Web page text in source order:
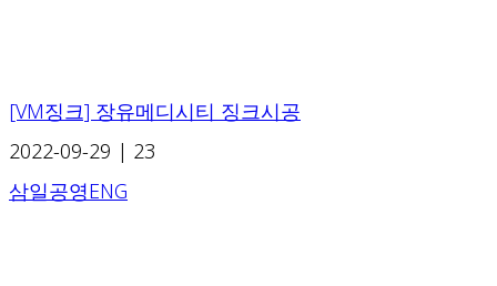
[VM징크] 장유메디시티 징크시공
2022-09-29 | 23
삼일공영ENG